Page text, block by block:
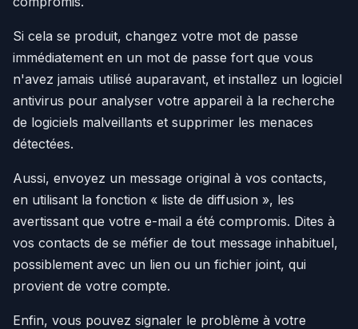
Si cela se produit, changez votre mot de passe
immédiatement en un mot de passe fort que vous
n'avez jamais utilisé auparavant, et installez un logiciel
antivirus pour analyser votre appareil à la recherche
de logiciels malveillants et supprimer les menaces
détectées.
Aussi, envoyez un message original à vos contacts,
en utilisant la fonction « liste de diffusion », les
avertissant que votre e-mail a été compromis. Dites à
vos contacts de se méfier de tout message inhabituel,
possiblement avec un lien ou un fichier joint, qui
provient de votre compte.
Enfin, vous pouvez signaler le problème à votre